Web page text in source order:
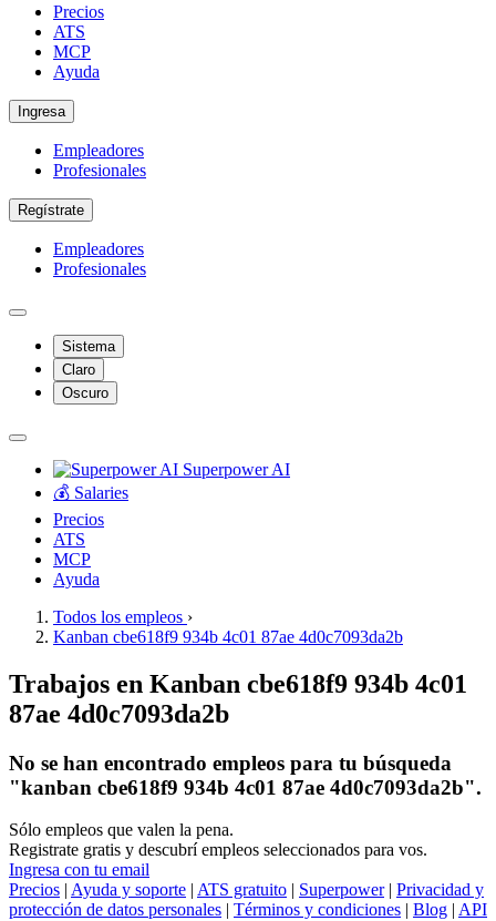
Precios
ATS
MCP
Ayuda
Ingresa
Empleadores
Profesionales
Regístrate
Empleadores
Profesionales
Sistema
Claro
Oscuro
Superpower AI
💰 Salaries
Precios
ATS
MCP
Ayuda
Todos los empleos ›
Kanban cbe618f9 934b 4c01 87ae 4d0c7093da2b
Trabajos en Kanban cbe618f9 934b 4c01
87ae 4d0c7093da2b
No se han encontrado empleos para tu búsqueda
"kanban cbe618f9 934b 4c01 87ae 4d0c7093da2b".
Sólo empleos que valen la pena.
Registrate gratis y descubrí empleos seleccionados para vos.
Ingresa con tu email
Precios | Ayuda y soporte | ATS gratuito | Superpower| Privacidad y
protección de datos personales | Términos y condiciones | Blog | API